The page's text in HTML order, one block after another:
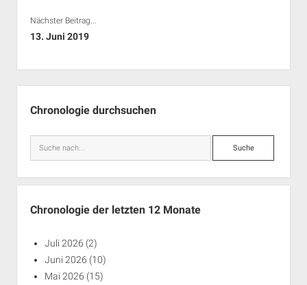
Nächster Beitrag...
13. Juni 2019
Chronologie durchsuchen
Suche
Chronologie der letzten 12 Monate
Juli 2026 (2)
Juni 2026 (10)
Mai 2026 (15)